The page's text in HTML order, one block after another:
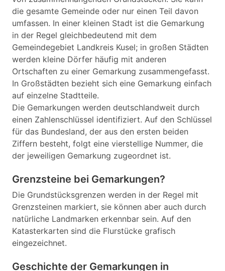
die gesamte Gemeinde oder nur einen Teil davon
umfassen. In einer kleinen Stadt ist die Gemarkung
in der Regel gleichbedeutend mit dem
Gemeindegebiet Landkreis Kusel; in großen Städten
werden kleine Dörfer häufig mit anderen
Ortschaften zu einer Gemarkung zusammengefasst.
In Großstädten bezieht sich eine Gemarkung einfach
auf einzelne Stadtteile.
Die Gemarkungen werden deutschlandweit durch
einen Zahlenschlüssel identifiziert. Auf den Schlüssel
für das Bundesland, der aus den ersten beiden
Ziffern besteht, folgt eine vierstellige Nummer, die
der jeweiligen Gemarkung zugeordnet ist.
Grenzsteine bei Gemarkungen?
Die Grundstücksgrenzen werden in der Regel mit
Grenzsteinen markiert, sie können aber auch durch
natürliche Landmarken erkennbar sein. Auf den
Katasterkarten sind die Flurstücke grafisch
eingezeichnet.
Geschichte der Gemarkungen in